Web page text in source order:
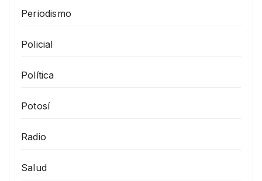
Periodismo
Policial
Política
Potosí
Radio
Salud